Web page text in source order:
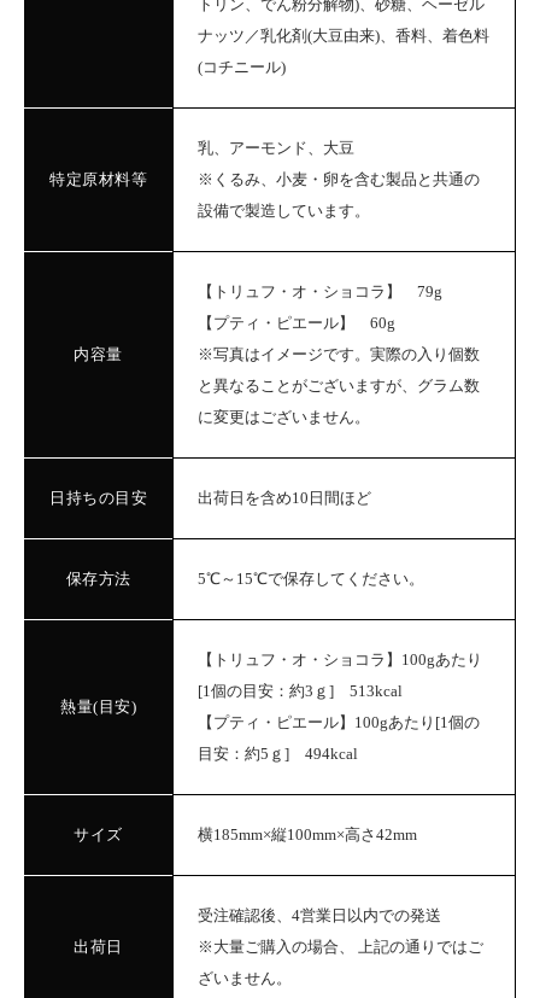
トリン、でん粉分解物)、砂糖、ヘーゼル
ナッツ／乳化剤(大豆由来)、香料、着色料
(コチニール)
特定原材料等
乳、アーモンド、大豆
※くるみ、小麦・卵を含む製品と共通の
設備で製造しています。
内容量
【トリュフ・オ・ショコラ】 79g
【プティ・ピエール】 60g
※写真はイメージです。実際の入り個数
と異なることがございますが、グラム数
に変更はございません。
日持ちの目安 出荷日を含め10日間ほど
保存方法 5℃～15℃で保存してください。
熱量(目安)
【トリュフ・オ・ショコラ】100gあたり
[1個の目安：約3ｇ] 513kcal
【プティ・ピエール】100gあたり[1個の
目安：約5ｇ] 494kcal
サイズ 横185mm×縦100mm×高さ42mm
出荷日
受注確認後、4営業日以内での発送
※大量ご購入の場合、 上記の通りではご
ざいません。